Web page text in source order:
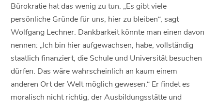
Bürokratie hat das wenig zu tun. „Es gibt viele
persönliche Gründe für uns, hier zu bleiben“, sagt
Wolfgang Lechner. Dankbarkeit könnte man einen davon
nennen: „Ich bin hier aufgewachsen, habe, vollständig
staatlich finanziert, die Schule und Universität besuchen
dürfen. Das wäre wahrscheinlich an kaum einem
anderen Ort der Welt möglich gewesen.“ Er findet es
moralisch nicht richtig, der Ausbildungsstätte und